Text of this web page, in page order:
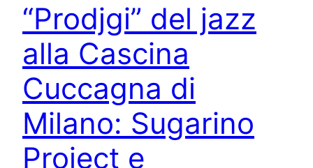
“Prodjgi” del jazz
alla Cascina
Cuccagna di
Milano: Sugarino
Project e